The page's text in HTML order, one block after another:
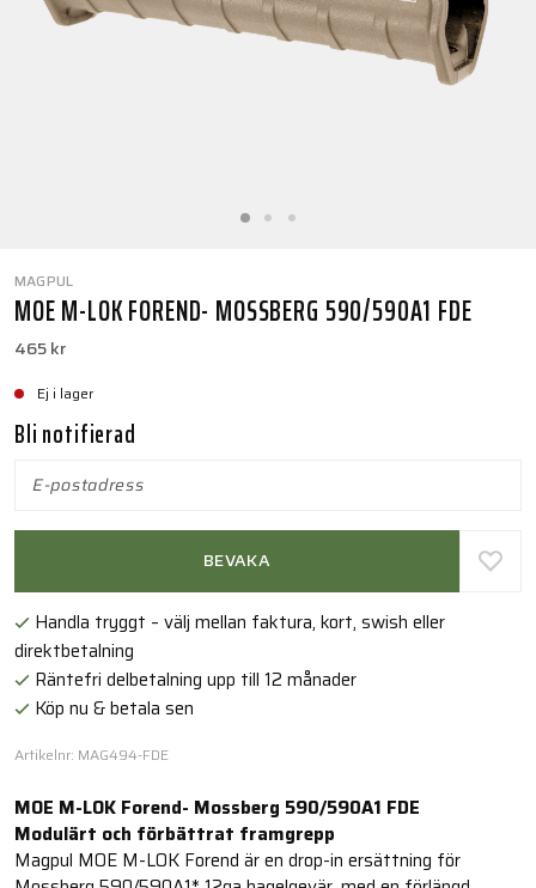
MAGPUL
MOE M-LOK FOREND- MOSSBERG 590/590A1 FDE
465 kr
Ej i lager
Bli notifierad
BEVAKA
Handla tryggt – välj mellan faktura, kort, swish eller
direktbetalning
Räntefri delbetalning upp till 12 månader
Köp nu & betala sen
Artikelnr: MAG494-FDE
MOE M-LOK Forend- Mossberg 590/590A1 FDE
Modulärt och förbättrat framgrepp
Magpul MOE M-LOK Forend är en drop-in ersättning för